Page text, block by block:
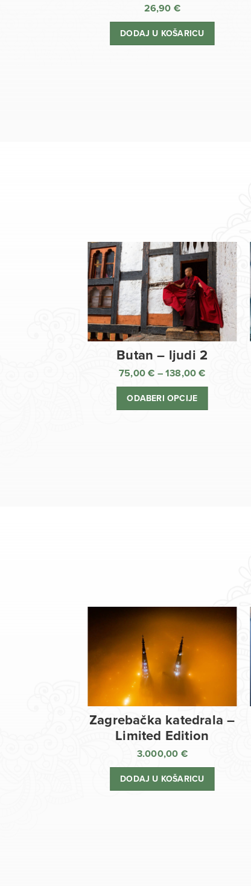
26,90 €
DODAJ U KOŠARICU
Butan – ljudi 2
75,00€ – 138,00€
ODABERI OPCIJE
Zagrebačka katedrala –
Limited Edition
3.000,00 €
DODAJ U KOŠARICU